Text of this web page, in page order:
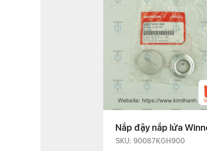
Nắp đậy nắp lửa
SKU: 90087KGH900